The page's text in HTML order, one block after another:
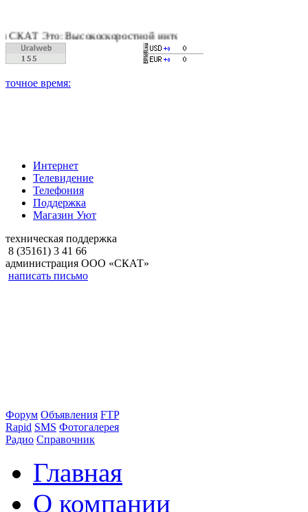
Это: Высокоскоростной интернет, качественное цифровое
Интернет
Телевидение
Телефония
Поддержка
Магазин Уют
техническая поддержка
8 (35161) 3 41 66
администрация ООО «СКАТ»
написать письмо
Форум Объявления FTP
Rapid SMS Фотогалерея
Радио Справочник
Главная
О компании